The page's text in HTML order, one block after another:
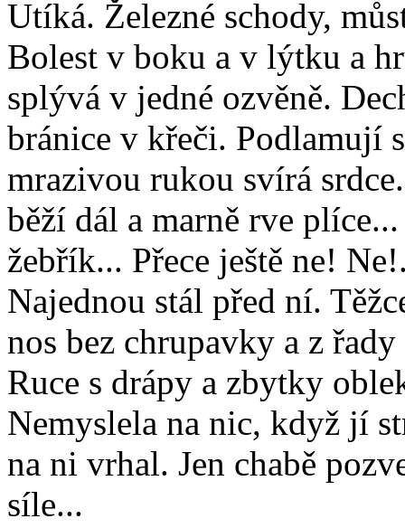
Utíká. Železné schody,
Bolest v boku a v lýtku a
splývá v jedné ozvěně.
bránice v křeči. Podlamují
mrazivou rukou svírá
běží dál a marně rve
žebřík... Přece ještě ne!
Najednou stál před ní.
nos bez chrupavky a z
Ruce s drápy a zbytky
Nemyslela na nic, když jí
na ni vrhal. Jen chabě
síle...